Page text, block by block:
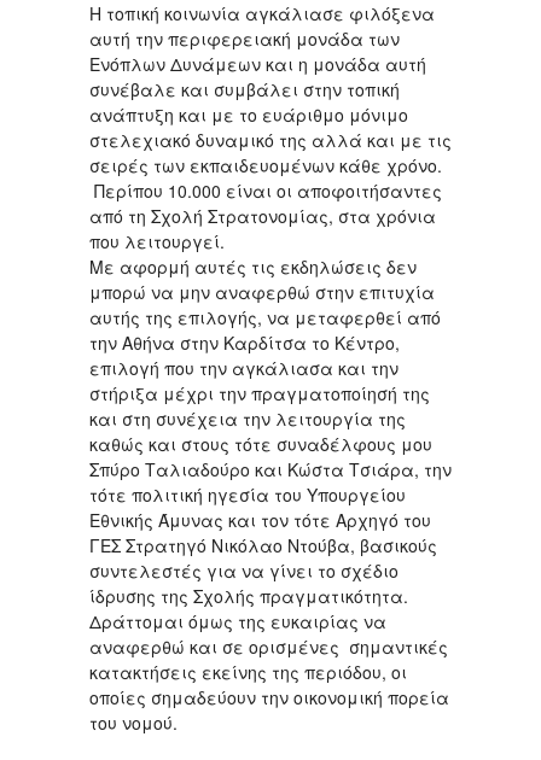
Η τοπική κοινωνία αγκάλιασε φιλόξενα
αυτή την περιφερειακή μονάδα των
Ενόπλων Δυνάμεων και η μονάδα αυτή
συνέβαλε και συμβάλει στην τοπική
ανάπτυξη και με το ευάριθμο μόνιμο
στελεχιακό δυναμικό της αλλά και με τις
σειρές των εκπαιδευομένων κάθε χρόνο.
Περίπου 10.000 είναι οι αποφοιτήσαντες
από τη Σχολή Στρατονομίας, στα χρόνια
που λειτουργεί.
Με αφορμή αυτές τις εκδηλώσεις δεν
μπορώ να μην αναφερθώ στην επιτυχία
αυτής της επιλογής, να μεταφερθεί από
την Αθήνα στην Καρδίτσα το Κέντρο,
επιλογή που την αγκάλιασα και την
στήριξα μέχρι την πραγματοποίησή της
και στη συνέχεια την λειτουργία της
καθώς και στους τότε συναδέλφους μου
Σπύρο Ταλιαδούρο και Κώστα Τσιάρα, την
τότε πολιτική ηγεσία του Υπουργείου
Εθνικής Άμυνας και τον τότε Αρχηγό του
ΓΕΣ Στρατηγό Νικόλαο Ντούβα, βασικούς
συντελεστές για να γίνει το σχέδιο
ίδρυσης της Σχολής πραγματικότητα.
Δράττομαι όμως της ευκαιρίας να
αναφερθώ και σε ορισμένες σημαντικές
κατακτήσεις εκείνης της περιόδου, οι
οποίες σημαδεύουν την οικονομική πορεία
του νομού.